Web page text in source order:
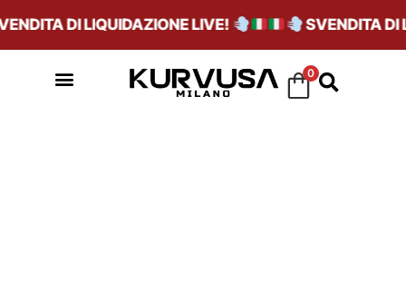
DI LIQUIDAZIONE LIVE! SVENDITA DI
0